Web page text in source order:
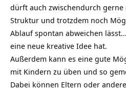
dürft auch zwischendurch gerne
Struktur und trotzdem noch
Ablauf spontan abweichen
eine neue kreative Idee hat.
Außerdem kann es eine gute
mit Kindern zu üben und so
Dabei können Eltern oder